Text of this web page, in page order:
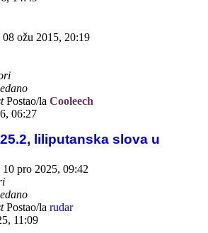
08 ožu 2015, 20:19
Postao/la Cooleech
06:27
liliputanska slova u
10 pro 2025, 09:42
Postao/la rudar
11:09